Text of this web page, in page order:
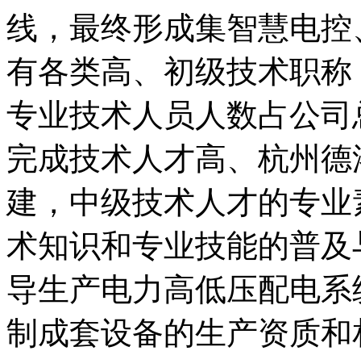
线，最终形成集智慧电
有各类高、初级技术职
专业技术人员人数占公
完成技术人才高、杭州
建，中级技术人才的专
术知识和专业技能的普
导生产电力高低压配电
制成套设备的生产资质和